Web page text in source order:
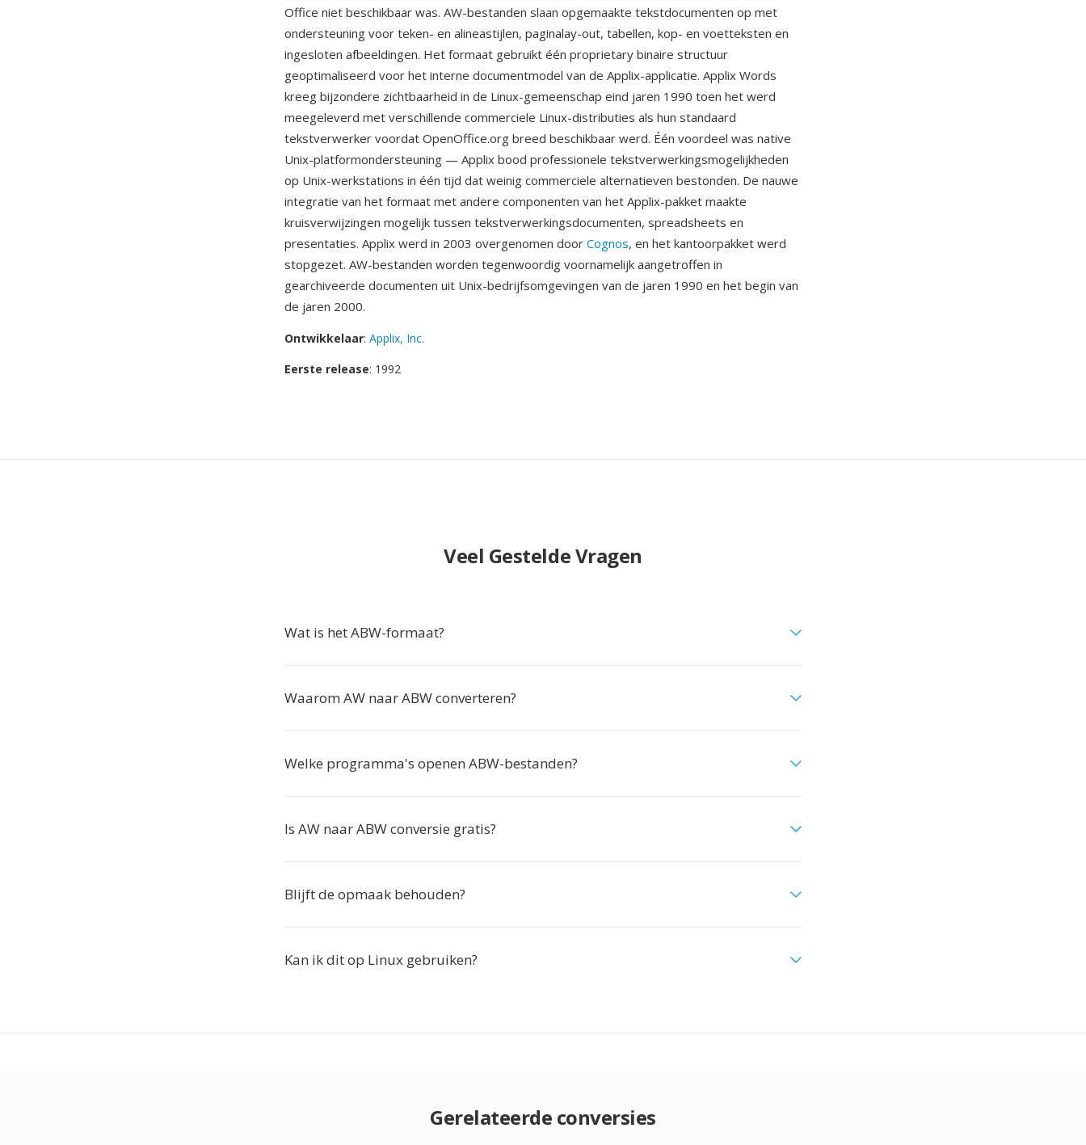
Office niet beschikbaar was. AW-bestanden slaan opgemaakte tekstdocumenten op met
ondersteuning voor teken- en alineastijlen, paginalay-out, tabellen, kop- en voetteksten en
ingesloten afbeeldingen. Het formaat gebruikt één proprietary binaire structuur
geoptimaliseerd voor het interne documentmodel van de Applix-applicatie. Applix Words
kreeg bijzondere zichtbaarheid in de Linux-gemeenschap eind jaren 1990 toen het werd
meegeleverd met verschillende commerciele Linux-distributies als hun standaard
tekstverwerker voordat OpenOffice.org breed beschikbaar werd. Één voordeel was native
Unix-platformondersteuning — Applix bood professionele tekstverwerkingsmogelijkheden
op Unix-werkstations in één tijd dat weinig commerciele alternatieven bestonden. De nauwe
integratie van het formaat met andere componenten van het Applix-pakket maakte
kruisverwijzingen mogelijk tussen tekstverwerkingsdocumenten, spreadsheets en
presentaties. Applix werd in 2003 overgenomen door Cognos, en het kantoorpakket werd
stopgezet. AW-bestanden worden tegenwoordig voornamelijk aangetroffen in
gearchiveerde documenten uit Unix-bedrijfsomgevingen van de jaren 1990 en het begin van
de jaren 2000.
Ontwikkelaar: Applix, Inc.
Eerste release: 1992
Veel Gestelde Vragen
Wat is het ABW-formaat?
Waarom AW naar ABW converteren?
Welke programma's openen ABW-bestanden?
Is AW naar ABW conversie gratis?
Blijft de opmaak behouden?
Kan ik dit op Linux gebruiken?
Gerelateerde conversies